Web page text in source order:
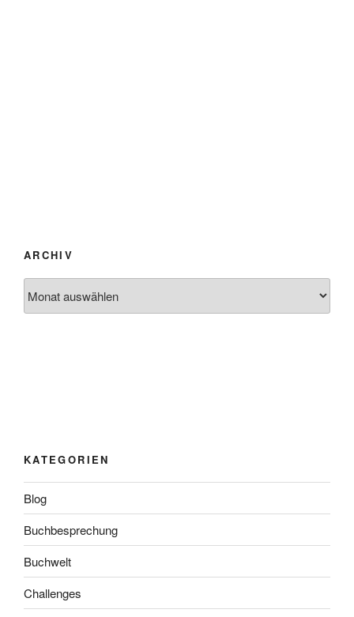
ARCHIV
KATEGORIEN
Blog
Buchbesprechung
Buchwelt
Challenges